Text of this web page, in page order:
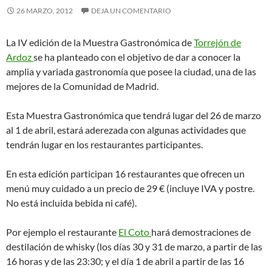
26 MARZO, 2012 DEJA UN COMENTARIO
La IV edición de la Muestra Gastronómica deTorrejón de
Ardozse ha planteado con el objetivo de dar a conocer la
amplia y variada gastronomía que posee la ciudad, una de las
mejores de la Comunidad de Madrid.
Esta Muestra Gastronómica que tendrá lugar del 26 de marzo
al 1 de abril, estará aderezada con algunas actividades que
tendrán lugar en los restaurantes participantes.
En esta edición participan 16 restaurantes que ofrecen un
menú muy cuidado a un precio de 29 € (incluye IVA y postre.
No está incluida bebida ni café).
Por ejemplo el restaurante El Coto hará demostraciones de
destilación de whisky (los días 30 y 31 de marzo, a partir de las
16 horas y de las 23:30; y el día 1 de abril a partir de las 16